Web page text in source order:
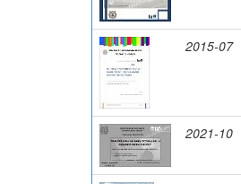
2015-07
2021-10